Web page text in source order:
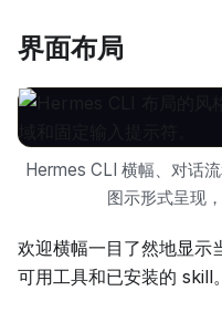
界面布局
Hermes CLI 横幅、对话
图示形式呈现
欢迎横幅一目了然地显示
可用工具和已安装的 skill。